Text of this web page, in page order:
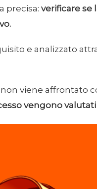
precisa: verificare se
e analizzato
viene affrontato
vengono